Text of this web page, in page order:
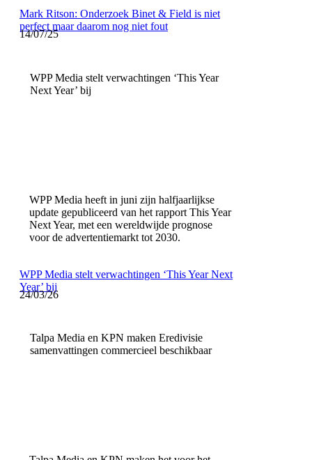
Mark Ritson: Onderzoek Binet & Field is niet
perfect maar daarom nog niet fout
14/07/25
WPP Media stelt verwachtingen ‘This Year
Next Year’ bij
WPP Media heeft in juni zijn halfjaarlijkse
update gepubliceerd van het rapport This Year
Next Year, met een wereldwijde prognose
voor de advertentiemarkt tot 2030.
WPP Media stelt verwachtingen ‘This Year Next
Year’ bij
24/03/26
Talpa Media en KPN maken Eredivisie
samenvattingen commercieel beschikbaar